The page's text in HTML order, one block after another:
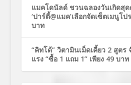
แมคโดนัลด์ ชวนฉลองวันเกิดสุ
‘ปาร์ตี้@แมค’เลือกจัดเซ็ตเมนูโป
บาท
“คิทโด้” วิตามินเม็ดเคี้ยว 2 สูตร
แรง “ซื้อ 1 แถม 1” เพียง 49 บา